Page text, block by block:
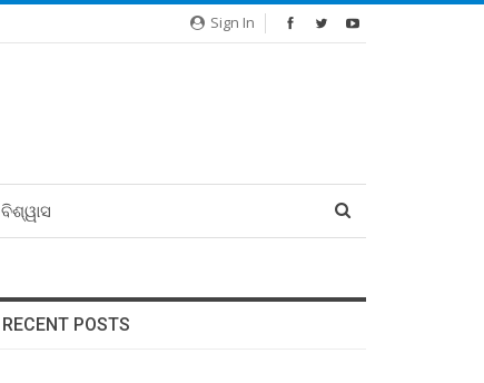
Sign In
ବିଶ୍ୱାସ
RECENT POSTS